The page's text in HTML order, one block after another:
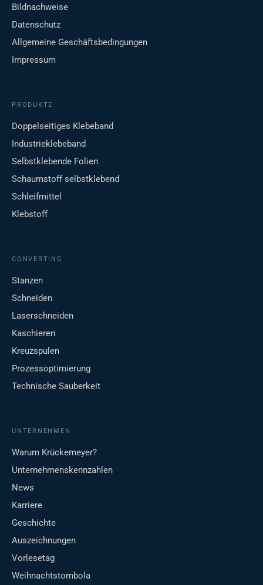
Bildnachweise
Datenschutz
Allgemeine Geschäftsbedingungen
Impressum
PRODUKTE
Doppelseitiges Klebeband
Industrieklebeband
Selbstklebende Folien
Schaumstoff selbstklebend
Schleifmittel
Klebstoff
CONVERTING
Stanzen
Schneiden
Laserschneiden
Kaschieren
Kreuzspulen
Prozessoptimierung
Technische Sauberkeit
UNTERNEHMEN
Warum Krückemeyer?
Unternehmenskennzahlen
News
Karriere
Geschichte
Auszeichnungen
Vorlesetag
Weihnachtstombola